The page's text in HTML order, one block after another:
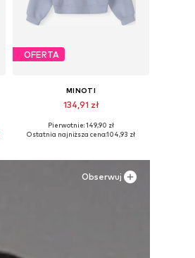
OFERTA
MINOTI
134,91 zł
Dostępne w różnych rozmiarach
Pierwotnie: 149,90 zł
Ostatnia najniższa cena:104,93 zł
Obserwuj